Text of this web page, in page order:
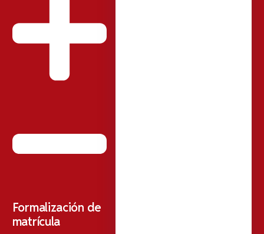
Formalización de
matrícula